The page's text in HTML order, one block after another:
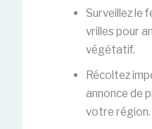
Surveillez le
vrilles pour
végétatif.
Récoltez
annonce de
votre région.